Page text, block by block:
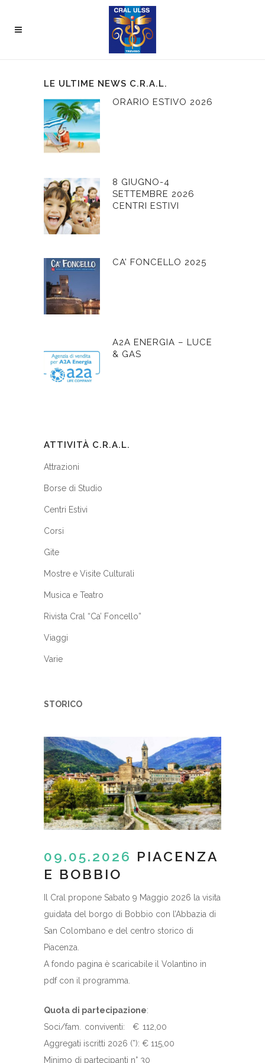
LE ULTIME NEWS C.R.A.L.
ORARIO ESTIVO 2026
8 GIUGNO-4
SETTEMBRE 2026
CENTRI ESTIVI
CA’ FONCELLO 2025
A2A ENERGIA – LUCE
& GAS
ATTIVITÀ C.R.A.L.
Attrazioni
Borse di Studio
Centri Estivi
Corsi
Gite
Mostre e Visite Culturali
Musica e Teatro
Rivista Cral “Ca’ Foncello”
Viaggi
Varie
STORICO
09.05.2026 PIACENZA
E BOBBIO
Il Cral propone Sabato 9 Maggio 2026 la visita
guidata del borgo di Bobbio con l’Abbazia di
San Colombano e del centro storico di
Piacenza.
A fondo pagina è scaricabile il Volantino in
pdf con il programma.
Quota di partecipazione:
Soci/fam. conviventi: € 112,00
Aggregati iscritti 2026 (*): € 115,00
Minimo di partecipanti n° 30